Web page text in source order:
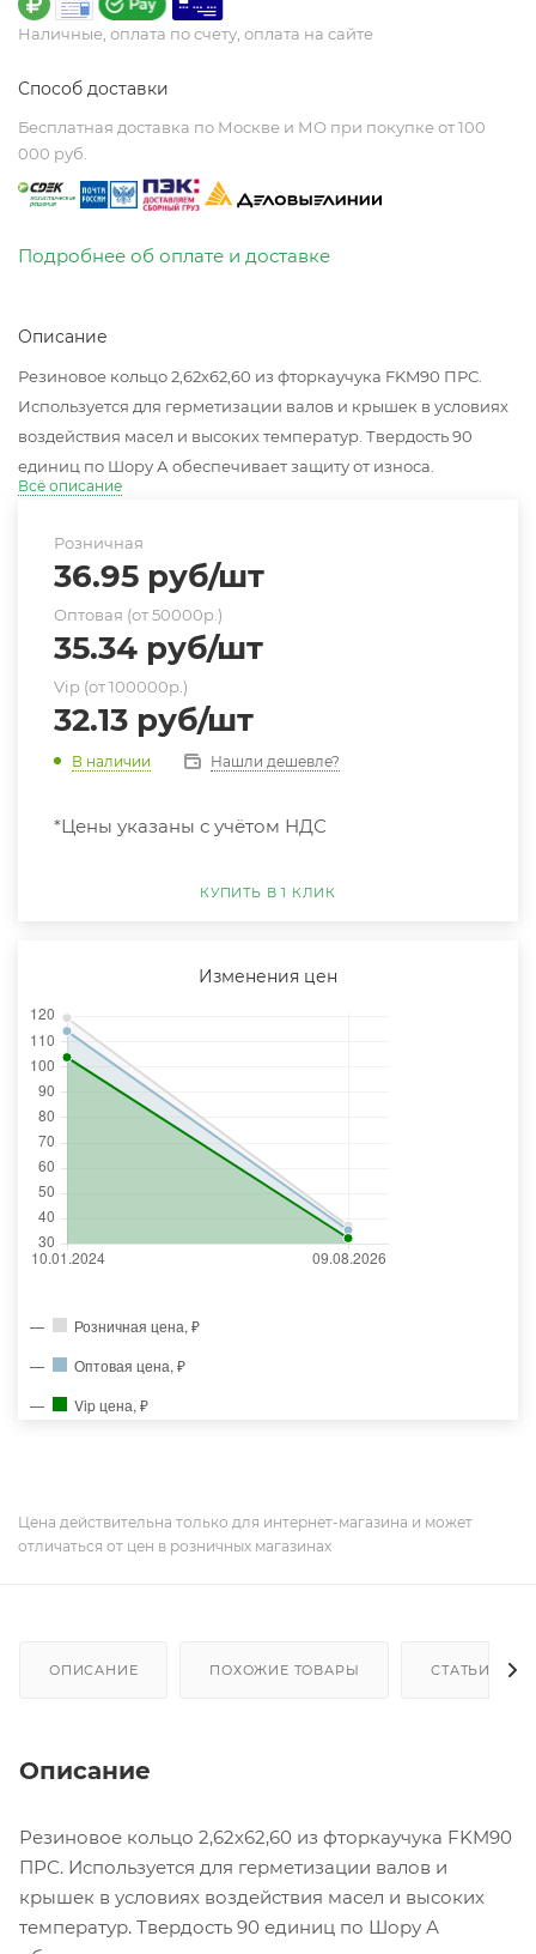
Наличные, оплата по счету, оплата на сайте
Способ доставки
Бесплатная доставка по Москве и МО при покупке от 100
000 руб.
Подробнее об оплате и доставке
Описание
Резиновое кольцо 2,62х62,60 из фторкаучука FKM90 ПРС.
Используется для герметизации валов и крышек в условиях
воздействия масел и высоких температур. Твердость 90
единиц по Шору А обеспечивает защиту от износа.
Всё описание
Розничная
36.95 руб/шт
Оптовая (от 50000р.)
35.34 руб/шт
Vip (от 100000р.)
32.13 руб/шт
В наличии Нашли дешевле?
*Цены указаны с учётом НДС
КУПИТЬ В 1 КЛИК
Изменения цен
Розничная цена, ₽
Оптовая цена, ₽
Vip цена, ₽
Цена действительна только для интернет-магазина и может
отличаться от цен в розничных магазинах
ОПИСАНИЕ ПОХОЖИЕ ТОВАРЫ СТАТЬИ
Описание
Резиновое кольцо 2,62х62,60 из фторкаучука FKM90
ПРС. Используется для герметизации валов и
крышек в условиях воздействия масел и высоких
температур. Твердость 90 единиц по Шору А